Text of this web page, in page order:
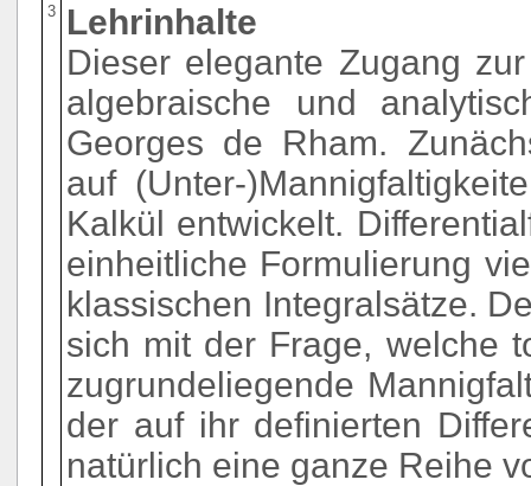
3
Lehrinhalte
Dieser elegante Zugang
algebraische und
Georges de Rham.
auf (Unter-
Kalkül entwickelt.
einheitliche Formulierung
klassischen Integralsätze.
sich mit der Frage, welche
zugrundeliegende
der auf ihr definierten
natürlich eine ganze Reihe